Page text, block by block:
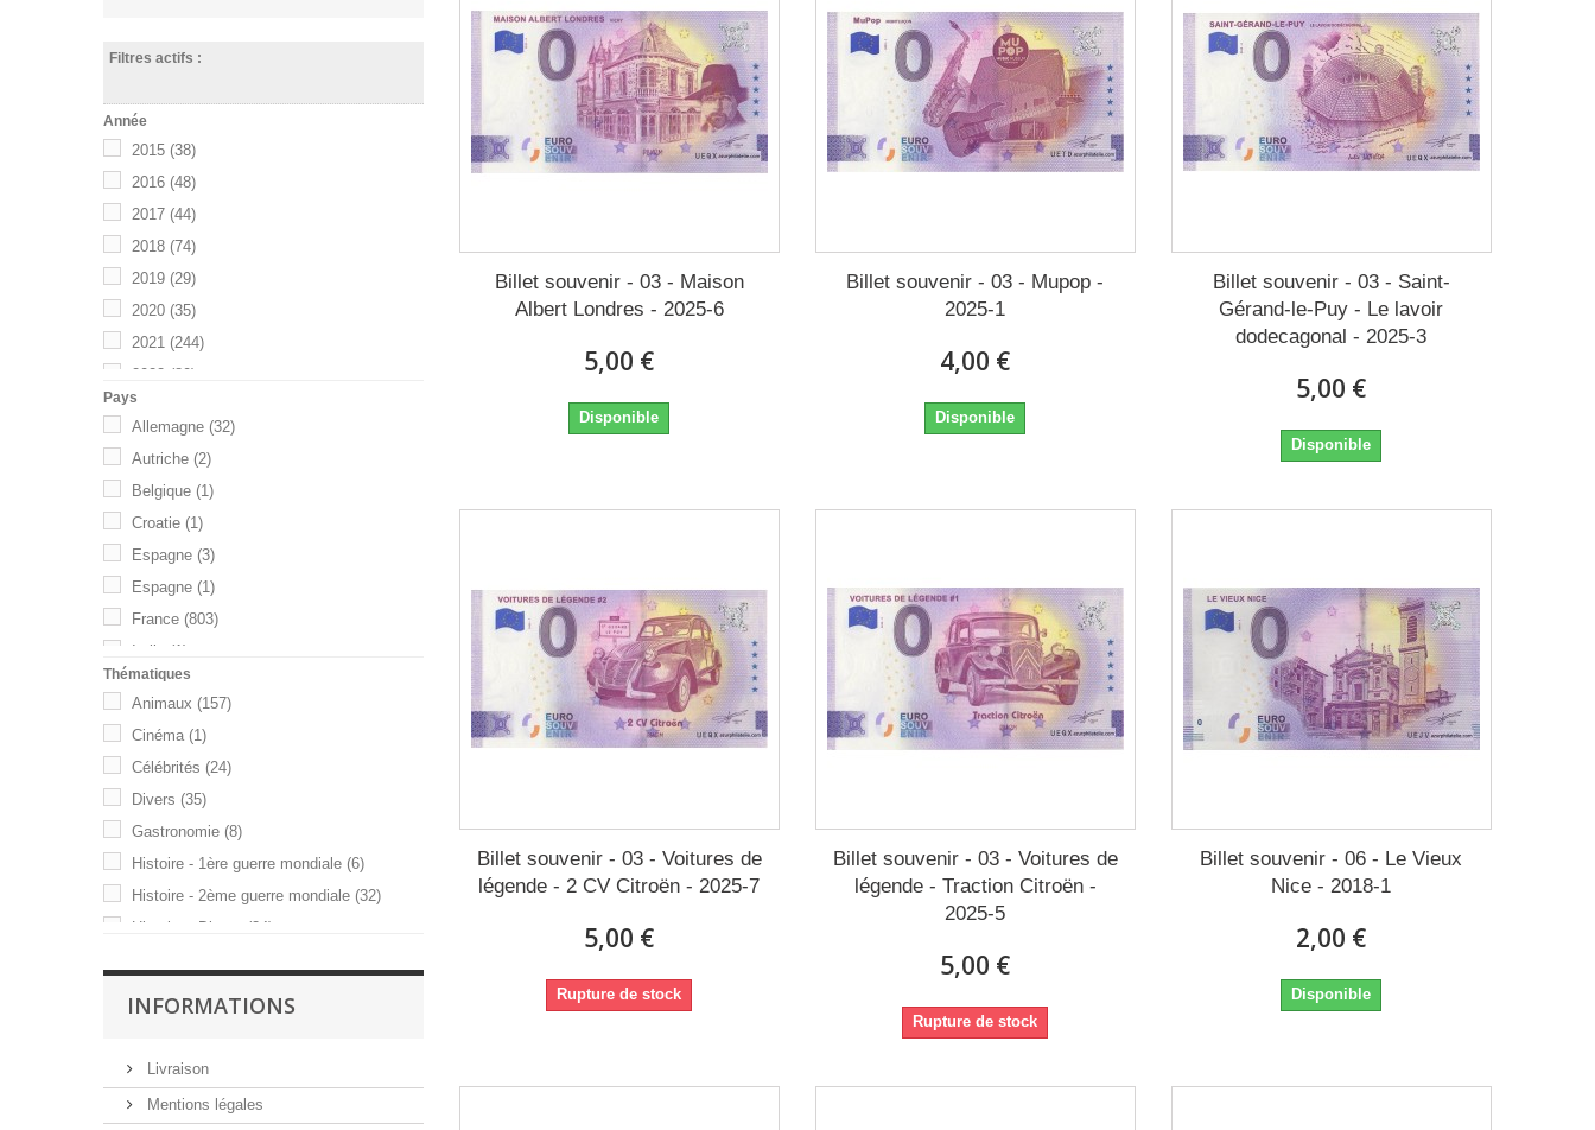
Filtres actifs :
Année
2015 (38)
2016 (48)
2017 (44)
2018 (74)
2019 (29)
2020 (35)
2021 (244)
2022 (80)
2023
(12)
(134)
2026 (93)
Pays
Allemagne (32)
Autriche (2)
Belgique (1)
Croatie (1)
Espagne (3)
Espagne (1)
France (803)
Italie
(1)
Lettonie(3)
(8)
(6)
(2)
Slovaquie
(1)
Thématiques
Animaux (157)
Cinéma (1)
Célébrités (24)
Divers (35)
Gastronomie (8)
Histoire - 1ère guerre mondiale (6)
Histoire - 2ème guerre mondiale (32)
Histoire - Divers
(34)
Musées(18)
Parcs d'attraction(39)
INFORMATIONS
Livraison
Mentions légales
Billet souvenir - 03 - Maison
Albert Londres - 2025-6
5,00 €
Disponible
Billet souvenir - 03 - Mupop -
2025-1
4,00 €
Disponible
Billet souvenir - 03 - Saint-
Gérand-le-Puy - Le lavoir
dodecagonal - 2025-3
5,00 €
Disponible
Billet souvenir - 03 - Voitures de
légende - 2 CV Citroën - 2025-7
5,00 €
Rupture de stock
Billet souvenir - 03 - Voitures de
légende - Traction Citroën -
2025-5
5,00 €
Rupture de stock
Billet souvenir - 06 - Le Vieux
Nice - 2018-1
2,00 €
Disponible